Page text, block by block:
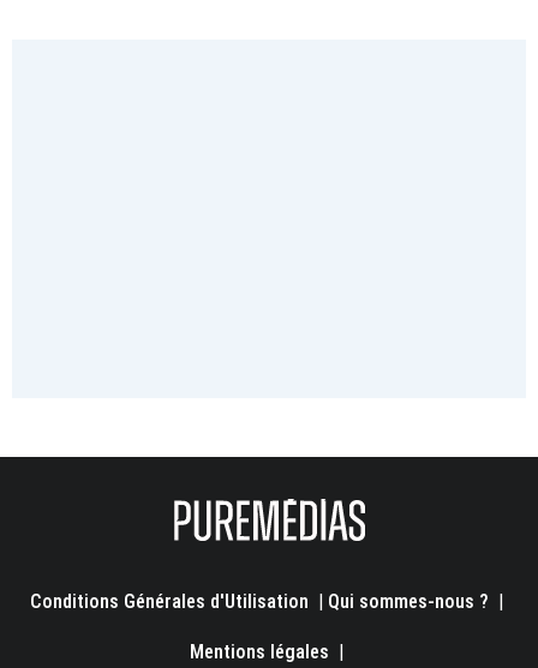
Conditions Générales d'Utilisation | Qui sommes-nous ? |
Mentions légales |